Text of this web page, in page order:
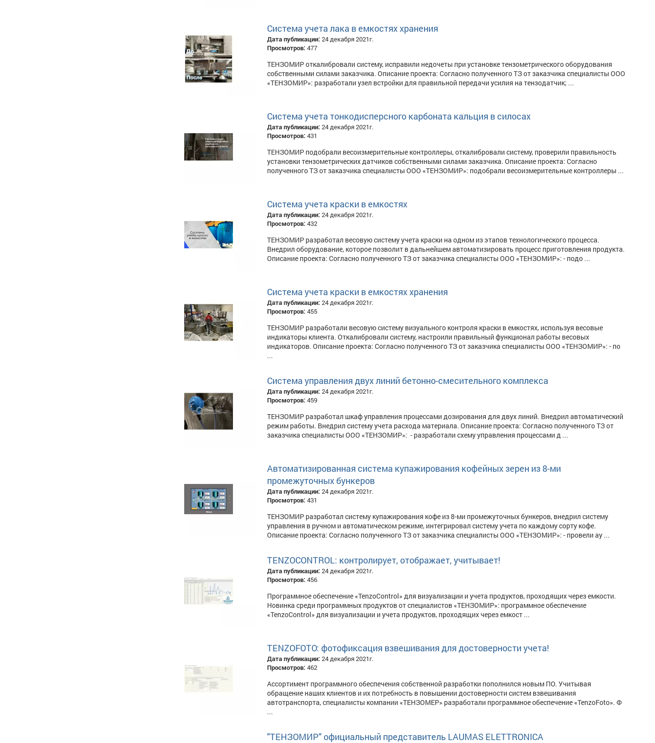
Система учета лака в емкостях хранения
Дата публикации: 24 декабря 2021г.
Просмотров: 477
ТЕНЗОМИР откалибровали систему, исправили недочеты при установке тензометрического оборудования
собственными силами заказчика. Описание проекта: Согласно полученного ТЗ от заказчика специалисты ООО
«ТЕНЗОМИР»: разработали узел встройки для правильной передачи усилия на тензодатчик; ...
Система учета тонкодисперсного карбоната кальция в силосах
Дата публикации: 24 декабря 2021г.
Просмотров: 431
ТЕНЗОМИР подобрали весоизмерительные контроллеры, откалибровали систему, проверили правильность
установки тензометрических датчиков собственными силами заказчика. Описание проекта: Согласно
полученного ТЗ от заказчика специалисты ООО «ТЕНЗОМИР»: подобрали весоизмерительные контроллеры ...
Система учета краски в емкостях
Дата публикации: 24 декабря 2021г.
Просмотров: 432
ТЕНЗОМИР разработал весовую систему учета краски на одном из этапов технологического процесса.
Внедрил оборудование, которое позволит в дальнейшем автоматизировать процесс приготовления продукта.
Описание проекта: Согласно полученного ТЗ от заказчика специалисты ООО «ТЕНЗОМИР»: - подо ...
Система учета краски в емкостях хранения
Дата публикации: 24 декабря 2021г.
Просмотров: 455
ТЕНЗОМИР разработали весовую систему визуального контроля краски в емкостях, используя весовые
индикаторы клиента. Откалибровали систему, настроили правильный функционал работы весовых
индикаторов. Описание проекта: Согласно полученного ТЗ от заказчика специалисты ООО «ТЕНЗОМИР»: - по
...
Система управления двух линий бетонно-смесительного комплекса
Дата публикации: 24 декабря 2021г.
Просмотров: 459
ТЕНЗОМИР разработал шкаф управления процессами дозирования для двух линий. Внедрил автоматический
режим работы. Внедрил систему учета расхода материала. Описание проекта: Согласно полученного ТЗ от
заказчика специалисты ООО «ТЕНЗОМИР»: - разработали схему управления процессами д ...
Автоматизированная система купажирования кофейных зерен из 8-ми
промежуточных бункеров
Дата публикации: 24 декабря 2021г.
Просмотров: 431
ТЕНЗОМИР разработал систему купажирования кофе из 8-ми промежуточных бункеров, внедрил систему
управления в ручном и автоматическом режиме, интегрировал систему учета по каждому сорту кофе.
Описание проекта: Согласно полученного ТЗ от заказчика специалисты ООО «ТЕНЗОМИР»: - провели ау ...
TENZOCONTROL: контролирует, отображает, учитывает!
Дата публикации: 24 декабря 2021г.
Просмотров: 456
Программное обеспечение «TenzoControl» для визуализации и учета продуктов, проходящих через емкости.
Новинка среди программных продуктов от специалистов «ТЕНЗОМИР»: программное обеспечение
«TenzoControl» для визуализации и учета продуктов, проходящих через емкост ...
TENZOFOTO: фотофиксация взвешивания для достоверности учета!
Дата публикации: 24 декабря 2021г.
Просмотров: 462
Ассортимент программного обеспечения собственной разработки пополнился новым ПО. Учитывая
обращение наших клиентов и их потребность в повышении достоверности систем взвешивания
автотранспорта, специалисты компании «ТЕНЗОМЕР» разработали программное обеспечение «TenzoFoto». Ф
...
"ТЕНЗОМИР" официальный представитель LAUMAS ELETTRONICA